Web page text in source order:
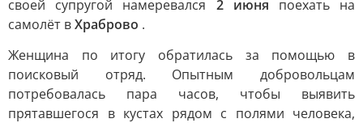
своей супругой намеревался 2 июня поехать на
самолёт вХраброво .
Женщина по итогу обратилась за помощью в
поисковый отряд. Опытным добровольцам
потребовалась пара часов, чтобы выявить
прятавшегося в кустах рядом с полями человека,